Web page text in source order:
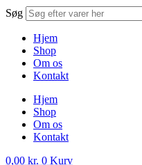
Søg
Hjem
Shop
Om os
Kontakt
Hjem
Shop
Om os
Kontakt
0,00 kr. 0 Kurv